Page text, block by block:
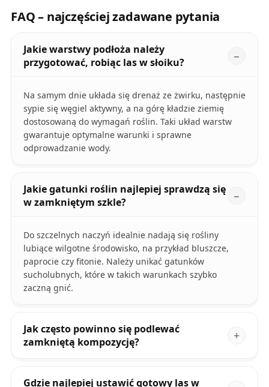
FAQ – najczęściej zadawane pytania
Jakie warstwy podłoża należy
przygotować, robiąc las w słoiku?
Na samym dnie układa się drenaż ze żwirku, następnie
sypie się węgiel aktywny, a na górę kładzie ziemię
dostosowaną do wymagań roślin. Taki układ warstw
gwarantuje optymalne warunki i sprawne
odprowadzanie wody.
Jakie gatunki roślin najlepiej sprawdzą się
w zamkniętym szkle?
Do szczelnych naczyń idealnie nadają się rośliny
lubiące wilgotne środowisko, na przykład bluszcze,
paprocie czy fitonie. Należy unikać gatunków
sucholubnych, które w takich warunkach szybko
zaczną gnić.
Jak często powinno się podlewać
zamkniętą kompozycję?
Gdzie najlepiej ustawić gotowy las w